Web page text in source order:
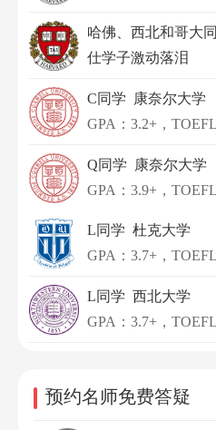
哈佛、西北和哥大
仕学子激动落泪
C同学 康奈尔大学
GPA：3.2+，
Q同学 康奈尔大学
GPA：3.9+，
L同学 杜克大学
GPA：3.7+，
L同学 西北大学
GPA：3.7+，
预约名师免费答疑